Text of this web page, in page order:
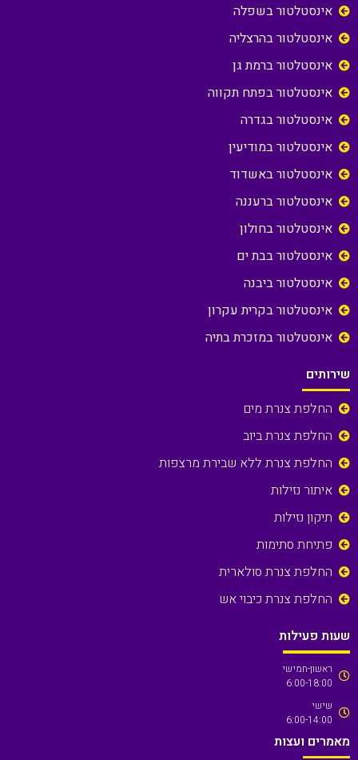
אינסטלטור בשפלה
אינסטלטור בהרצליה
אינסטלטור ברמת גן
אינסטלטור בפתח תקווה
אינסטלטור בגדרה
אינסטלטור במודיעין
אינסטלטור באשדוד
אינסטלטור ברעננה
אינסטלטור בחולון
אינסטלטור בבת ים
אינסטלטור ביבנה
אינסטלטור בקרית עקרון
אינסטלטור במזכרת בתיה
שירותים
החלפת צנרת מים
החלפת צנרת ביוב
החלפת צנרת ללא שבירת מרצפות
איתור נזילות
תיקון נזילות
פתיחת סתימות
החלפת צנרת סולארית
החלפת צנרת כיבוי אש
שעות פעילות
ראשון-חמישי
6:00-18:00
שישי
6:00-14:00
מאמרים ועצות